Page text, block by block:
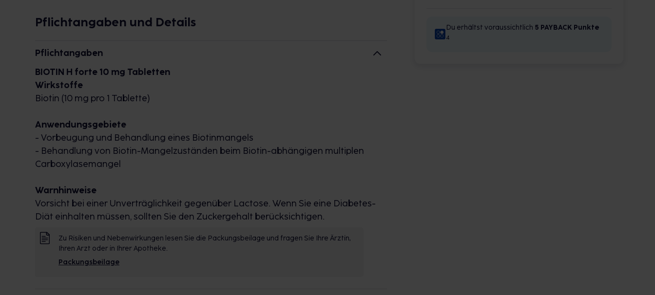
Pflichtangaben und Details
Pflichtangaben
BIOTIN H forte 10 mg Tabletten
Wirkstoffe
Biotin (10 mg pro 1 Tablette)
Anwendungsgebiete
- Vorbeugung und Behandlung eines Biotinmangels
- Behandlung von Biotin-Mangelzuständen beim Biotin-abhängigen multiplen
Carboxylasemangel
Warnhinweise
Vorsicht bei einer Unverträglichkeit gegenüber Lactose. Wenn Sie eine Diabetes-
Diät einhalten müssen, sollten Sie den Zuckergehalt berücksichtigen.
Zu Risiken und Nebenwirkungen lesen Sie die Packungsbeilage und fragen Sie Ihre Ärztin,
Ihren Arzt oder in Ihrer Apotheke.
Packungsbeilage
Du erhältst voraussichtlich 5 PAYBACK Punkte
4